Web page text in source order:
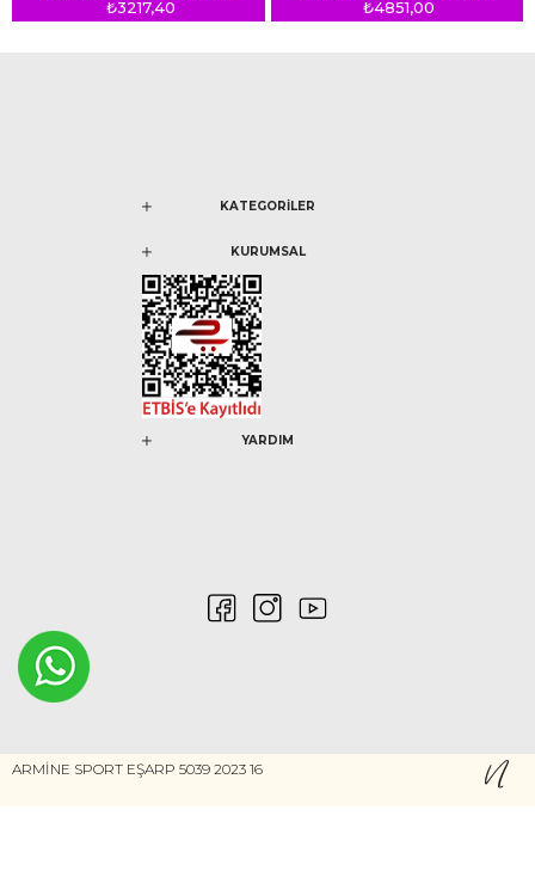
₺3217,40
₺4851,00
KATEGORİLER
KURUMSAL
YARDIM
ARMİNE SPORT EŞARP 5039 2023 16